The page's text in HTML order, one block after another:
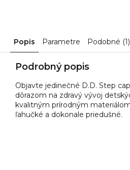
Popis Parametre Podobné (1)
Podrobný popis
Objavte jedinečné D.D. Step
dôrazom na zdravý vývoj
kvalitným prírodným
ľahučké a dokonale priedušné.